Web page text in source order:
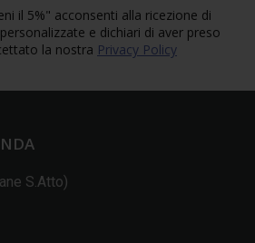
il 5%" acconsenti alla ricezione di
e dichiari di aver preso
la nostra Privacy Policy
S.Atto)